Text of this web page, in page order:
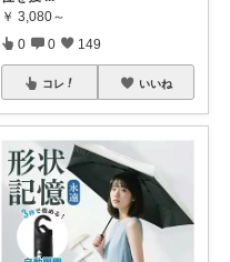
￥ 3,080～
0 0 149
コレ いいね